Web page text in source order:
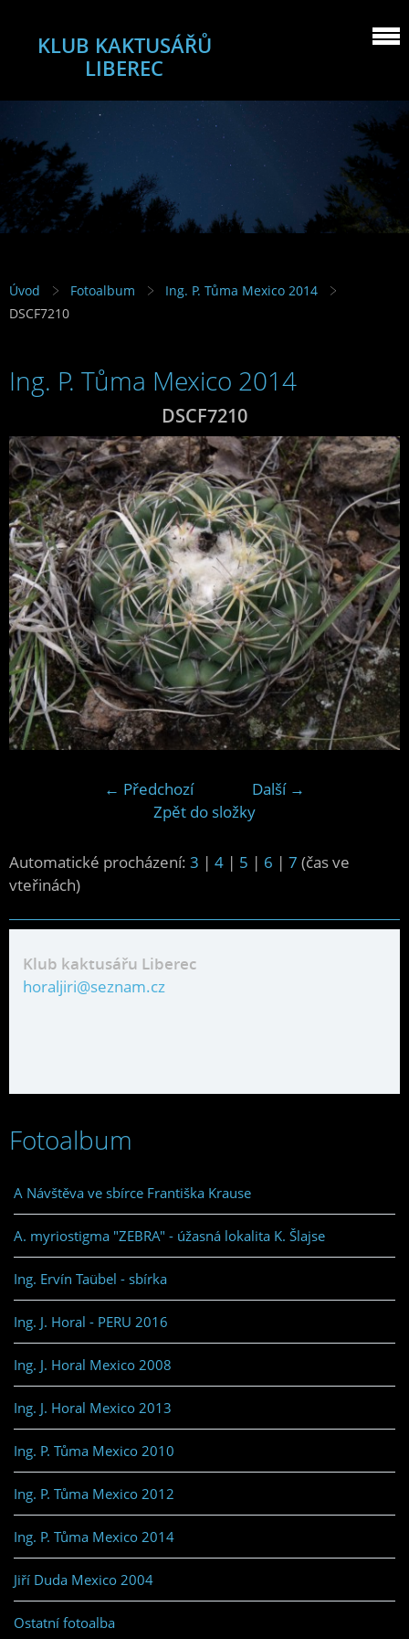
KLUB KAKTUSÁŘŮ
LIBEREC
Úvod Fotoalbum
Ing. P. Tůma Mexico 2014
DSCF7210
Ing. P. Tůma Mexico 2014
DSCF7210
← Předchozí
Další →
Zpět do složky
Automatické procházení: 3 | 4 | 5 | 6 | 7 (čas ve
vteřinách)
Klub kaktusářu Liberec
horaljiri@seznam.cz
Fotoalbum
A Návštěva ve sbírce Františka Krause
A. myriostigma "ZEBRA" - úžasná lokalita K. Šlajse
Ing. Ervín Taübel - sbírka
Ing. J. Horal - PERU 2016
Ing. J. Horal Mexico 2008
Ing. J. Horal Mexico 2013
Ing. P. Tůma Mexico 2010
Ing. P. Tůma Mexico 2012
Ing. P. Tůma Mexico 2014
Jiří Duda Mexico 2004
Ostatní fotoalba